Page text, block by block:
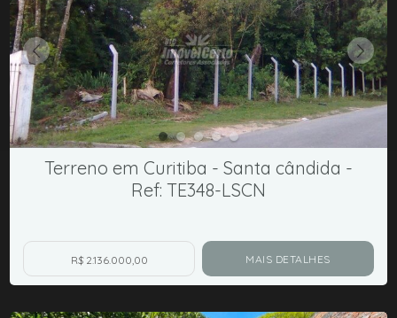
Terreno em Curitiba - Santa cândida -
Ref: TE348-LSCN
R$ 2.136.000,00 MAIS DETALHES